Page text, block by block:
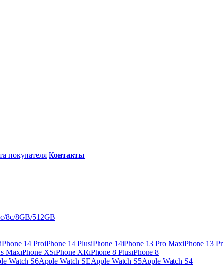
покупателя Контакты
8c/8GB/512GB
iPhone 14 ProiPhone 14 PlusiPhone 14iPhone 13 Pro MaxiPhone 13
MaxiPhone XSiPhone XRiPhone 8 PlusiPhone 8
Watch S6Apple Watch SEApple Watch S5Apple Watch S4